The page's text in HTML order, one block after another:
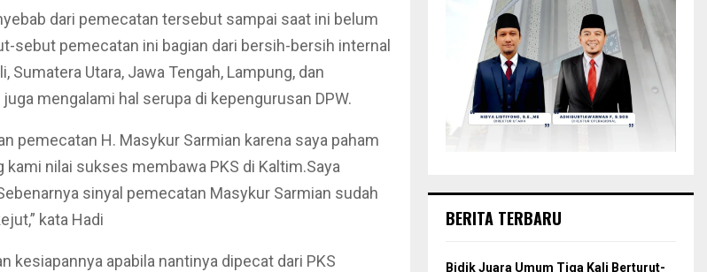
dari pemecatan tersebut sampai saat ini belum
sebut pemecatan ini bagian dari bersih-bersih internal
Sumatera Utara, Jawa Tengah, Lampung, dan
mengalami hal serupa di kepengurusan DPW.
pemecatan H. Masykur Sarmian karena saya paham
kami nilai sukses membawa PKS di Kaltim.Saya
sinyal pemecatan Masykur Sarmian sudah
kata Hadi
kesiapannya apabila nantinya dipecat dari PKS
BERITA TERBARU
Bidik Juara Umum Tiga Kali Berturut-